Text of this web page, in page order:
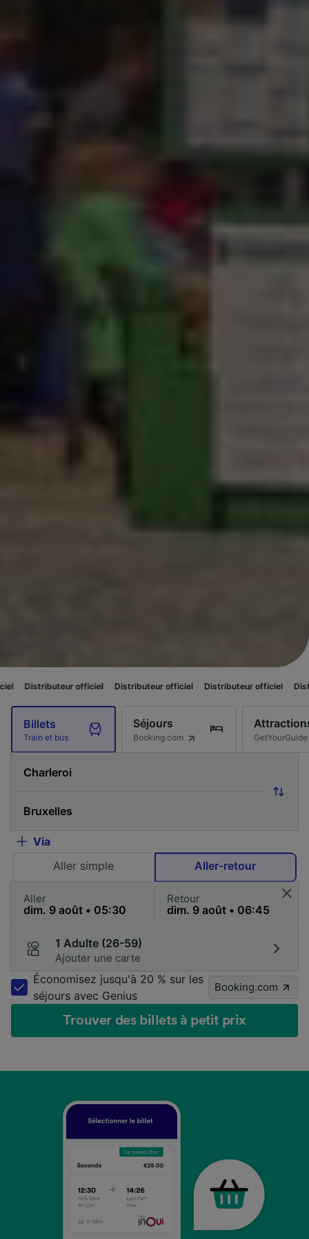
officiel Distributeur officiel Distributeur officiel Distributeur officiel
Billets
Train et bus
Séjours
Booking.com GetYourGuide
Via
Aller simple
Aller-retour
Aller Retour
1 Adulte (26-59)
Ajouter une carte
Économisez jusqu'à 20 % sur les
séjours avec Genius
Booking.com
Trouver des billets à petit prix